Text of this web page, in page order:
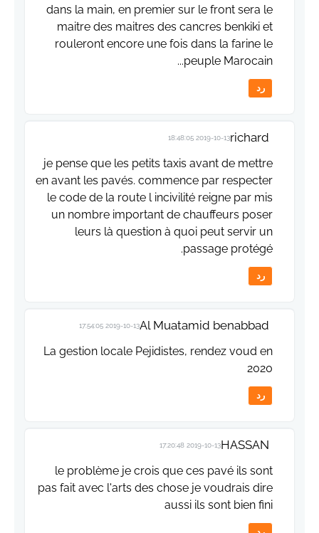
dans la main, en premier sur le front sera le
maitre des maitres des cancres benkiki et
rouleront encore une fois dans la farine le
peuple Marocain...
رد
richard
2019-10-13 18:48:05
je pense que les petits taxis avant de mettre
en avant les pavés. commence par respecter
le code de la route l incivilité reigne par mis
un nombre important de chauffeurs poser
leurs là question à quoi peut servir un
passage protégé.
رد
Al Muatamid benabbad
2019-10-13 17:54:05
La gestion locale Pejidistes, rendez voud en
2020
رد
HASSAN
2019-10-13 17:20:48
le problème je crois que ces pavé ils sont
pas fait avec l'arts des chose je voudrais dire
aussi ils sont bien fini